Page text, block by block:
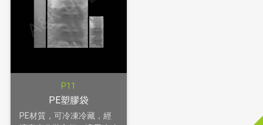
P11
PE塑膠袋
PE材質，可冷凍冷藏，經